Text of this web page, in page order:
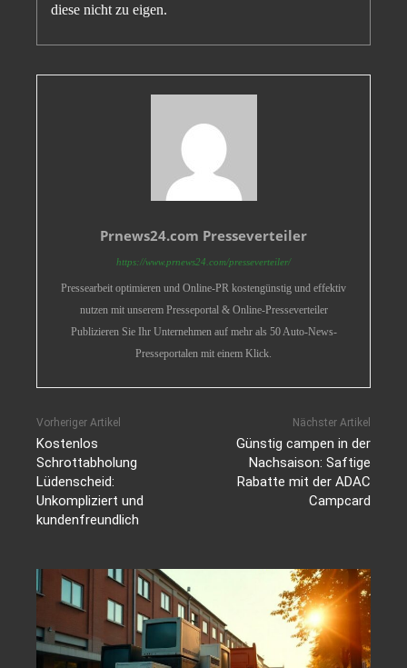
diese nicht zu eigen.
Prnews24.com Presseverteiler
https://www.prnews24.com/presseverteiler/
Pressearbeit optimieren und Online-PR kostengünstig und effektiv
nutzen mit unserem Presseportal & Online-Presseverteiler
Publizieren Sie Ihr Unternehmen auf mehr als 50 Auto-News-
Presseportalen mit einem Klick.
Vorheriger Artikel
Kostenlos
Schrottabholung
Lüdenscheid:
Unkompliziert und
kundenfreundlich
Nächster Artikel
Günstig campen in der
Nachsaison: Saftige
Rabatte mit der ADAC
Campcard